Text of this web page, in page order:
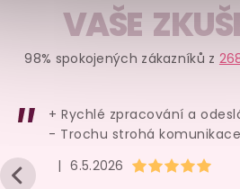
Náš TIP
ZDARMA
VAŠE
98% spokojených zákazníků z
Hodnocení
| 6.5.2026
+ Rychlé zpracování a
- Trochu strohá